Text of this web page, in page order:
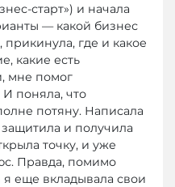
старт») и начала
— какой бизнес
где и какое
какие есть
мне помог
поняла, что
потяну. Написала
и получила
точку, и уже
Правда, помимо
я еще вкладывала свои